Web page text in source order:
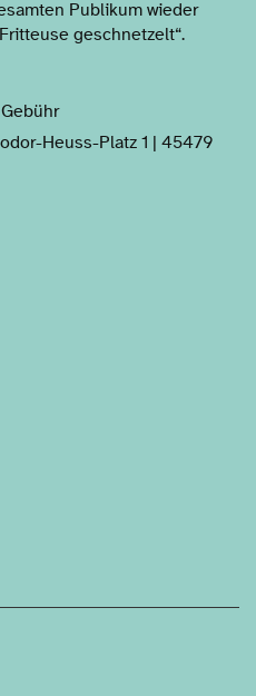
Publikum wieder
geschnetzelt“.
Heuss-Platz 1 | 45479